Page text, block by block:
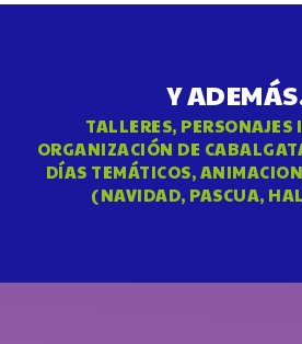
Y
TALLERES,
ORGANIZACIÓN DE
DÍAS TEMÁTICOS,
(NAVIDAD, PASCUA,